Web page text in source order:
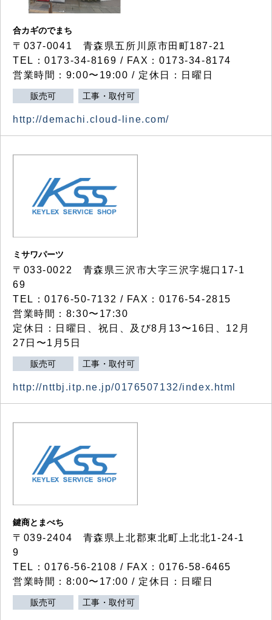
合カギのでまち
〒037-0041 青森県五所川原市田町187-21
TEL：0173-34-8169 / FAX：0173-34-8174
営業時間：9:00〜19:00 / 定休日：日曜日
販売可 工事・取付可
http://demachi.cloud-line.com/
ミサワパーツ
〒033-0022 青森県三沢市大字三沢字堀口17-1
69
TEL：0176-50-7132 / FAX：0176-54-2815
営業時間：8:30〜17:30
定休日：日曜日、祝日、及び8月13〜16日、12月
27日〜1月5日
販売可 工事・取付可
http://nttbj.itp.ne.jp/0176507132/index.html
鍵商とまべち
〒039-2404 青森県上北郡東北町上北北1-24-1
9
TEL：0176-56-2108 / FAX：0176-58-6465
営業時間：8:00〜17:00 / 定休日：日曜日
販売可 工事・取付可